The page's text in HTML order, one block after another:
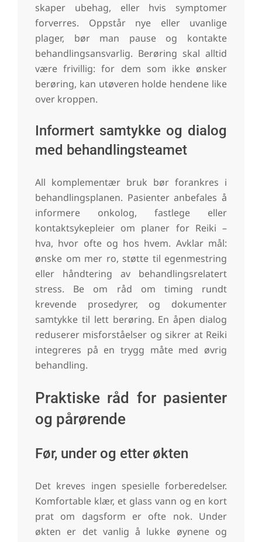
skaper ubehag, eller hvis symptomer
forverres. Oppstår nye eller uvanlige
plager, bør man pause og kontakte
behandlingsansvarlig. Berøring skal alltid
være frivillig: for dem som ikke ønsker
berøring, kan utøveren holde hendene like
over kroppen.
Informert samtykke og dialog
med behandlingsteamet
All komplementær bruk bør forankres i
behandlingsplanen. Pasienter anbefales å
informere onkolog, fastlege eller
kontaktsykepleier om planer for Reiki –
hva, hvor ofte og hos hvem. Avklar mål:
ønske om mer ro, støtte til egenmestring
eller håndtering av behandlingsrelatert
stress. Be om råd om timing rundt
krevende prosedyrer, og dokumenter
samtykke til lett berøring. En åpen dialog
reduserer misforståelser og sikrer at Reiki
integreres på en trygg måte med øvrig
behandling.
Praktiske råd for pasienter
og pårørende
Før, under og etter økten
Det kreves ingen spesielle forberedelser.
Komfortable klær, et glass vann og en kort
prat om dagsform er ofte nok. Under
økten er det vanlig å lukke øynene og